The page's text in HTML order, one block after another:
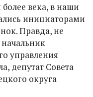
более века, в наши
инициаторами
Правда, не
управления
депутат Совета
округа